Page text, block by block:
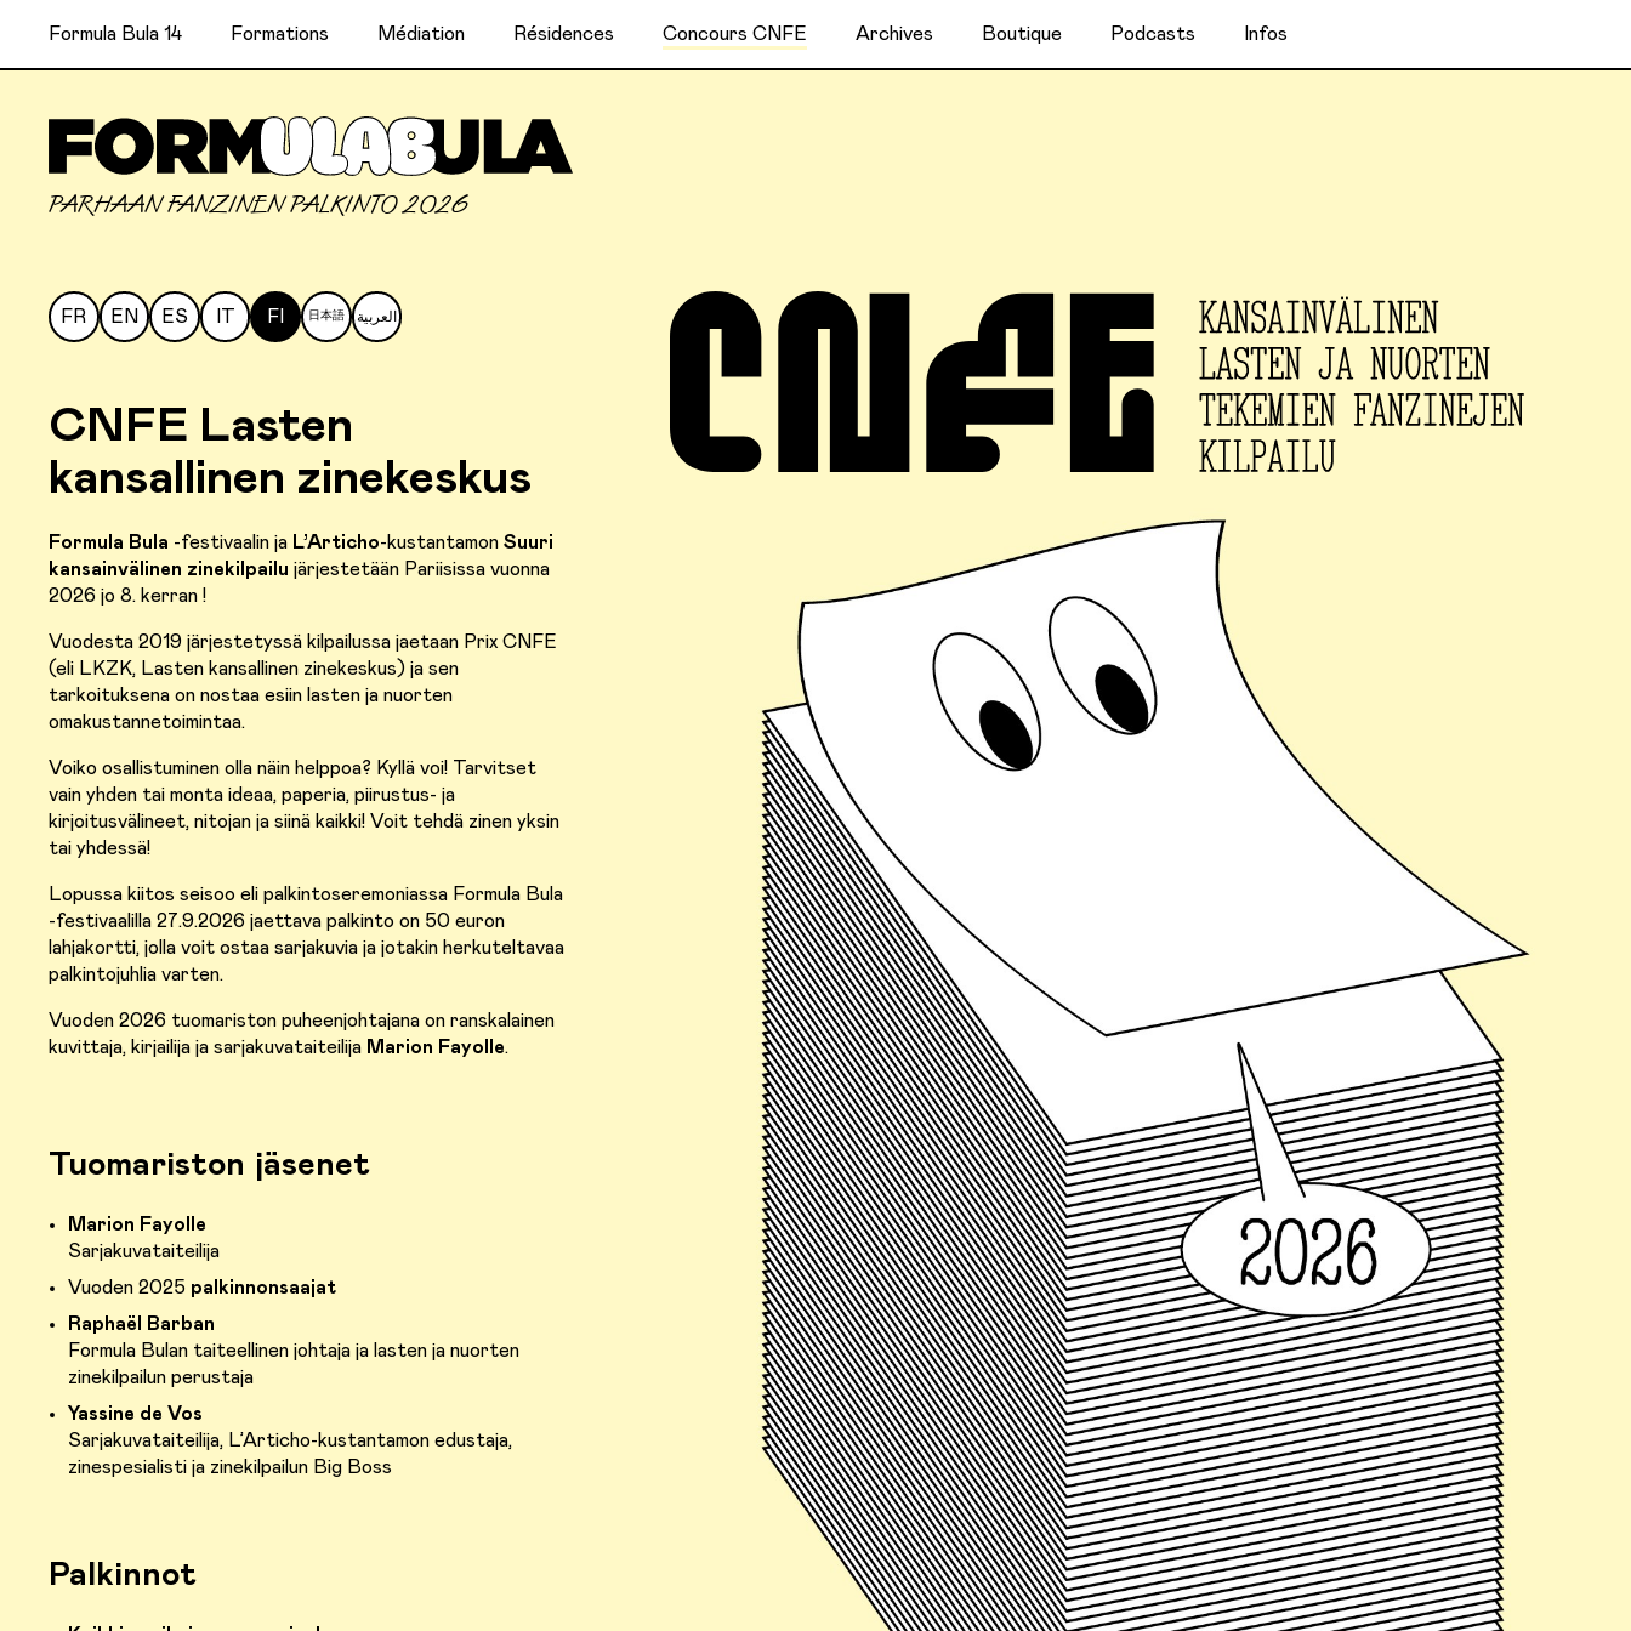
Formula Bula 14 Formations Médiation Résidences Concours CNFE Archives Boutique Podcasts Infos
PARHAAN FANZINEN PALKINTO 2026
FR EN ES IT FI 日本語 العربية
CNFE Lasten
kansallinen zinekeskus
Formula Bula -festivaalin ja L’Articho-kustantamon Suuri
kansainvälinen zinekilpailu järjestetään Pariisissa vuonna
2026 jo 8. kerran !
Vuodesta 2019 järjestetyssä kilpailussa jaetaan Prix CNFE
(eli LKZK, Lasten kansallinen zinekeskus) ja sen
tarkoituksena on nostaa esiin lasten ja nuorten
omakustannetoimintaa.
Voiko osallistuminen olla näin helppoa? Kyllä voi! Tarvitset
vain yhden tai monta ideaa, paperia, piirustus- ja
kirjoitusvälineet, nitojan ja siinä kaikki! Voit tehdä zinen yksin
tai yhdessä!
Lopussa kiitos seisoo eli palkintoseremoniassa Formula Bula
-festivaalilla 27.9.2026 jaettava palkinto on 50 euron
lahjakortti, jolla voit ostaa sarjakuvia ja jotakin herkuteltavaa
palkintojuhlia varten.
Vuoden 2026 tuomariston puheenjohtajana on ranskalainen
kuvittaja, kirjailija ja sarjakuvataiteilija Marion Fayolle.
Tuomariston jäsenet
Marion Fayolle
Sarjakuvataiteilija
Vuoden 2025 palkinnonsaajat
Raphaël Barban
Formula Bulan taiteellinen johtaja ja lasten ja nuorten
zinekilpailun perustaja
Yassine de Vos
Sarjakuvataiteilija, L’Articho-kustantamon edustaja,
zinespesialisti ja zinekilpailun Big Boss
Palkinnot